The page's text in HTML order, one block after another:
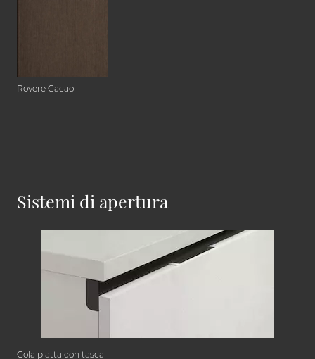
Rovere Cacao
Sistemi di apertura
Gola piatta con tasca